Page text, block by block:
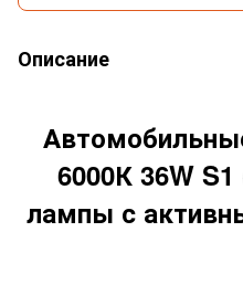
Описание
6000К 36W
лампы с